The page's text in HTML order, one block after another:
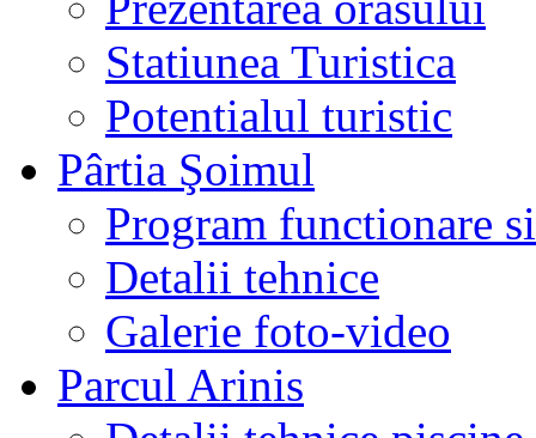
Statiunea Turistica
Potentialul turistic
Pârtia Şoimul
Program functionare
Detalii tehnice
Galerie foto-video
Parcul Arinis